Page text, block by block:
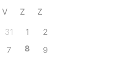
V Z
Z
31 1
2
7 8
9